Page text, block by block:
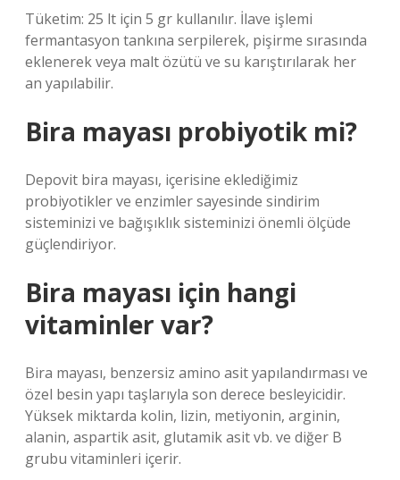
Tüketim: 25 lt için 5 gr kullanılır. İlave işlemi
fermantasyon tankına serpilerek, pişirme sırasında
eklenerek veya malt özütü ve su karıştırılarak her
an yapılabilir.
Bira mayası probiyotik mi?
Depovit bira mayası, içerisine eklediğimiz
probiyotikler ve enzimler sayesinde sindirim
sisteminizi ve bağışıklık sisteminizi önemli ölçüde
güçlendiriyor.
Bira mayası için hangi
vitaminler var?
Bira mayası, benzersiz amino asit yapılandırması ve
özel besin yapı taşlarıyla son derece besleyicidir.
Yüksek miktarda kolin, lizin, metiyonin, arginin,
alanin, aspartik asit, glutamik asit vb. ve diğer B
grubu vitaminleri içerir.